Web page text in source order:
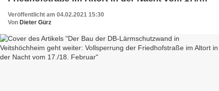
Februar
Veröffentlicht am 04.02.2021 15:30
Von Dieter Gürz